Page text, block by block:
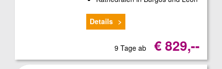
Details
9 Tage ab € 829,--